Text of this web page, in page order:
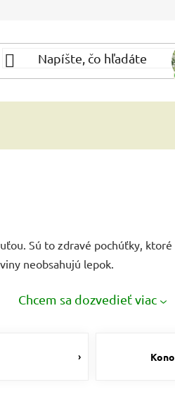
Sú to zdravé pochúťky,
neobsahujú lepok.
Chcem sa dozvedieť viac